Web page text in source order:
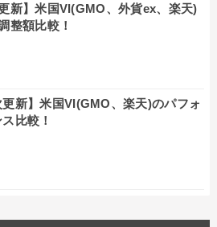
更新】米国VI(GMO、外貨ex、楽天)
整額比較！
更新】米国VI(GMO、楽天)のパフォ
比較！